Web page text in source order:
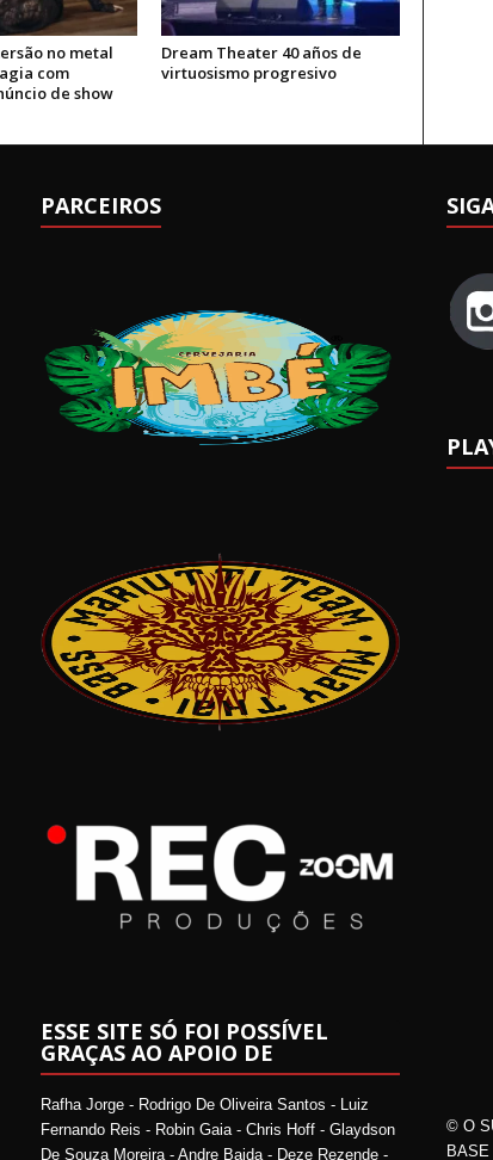
no metal
com
de show
Dream Theater 40 años de
virtuosismo progresivo
PARCEIROS
ESSE SITE SÓ FOI POSSÍVEL
GRAÇAS AO APOIO DE
Rafha Jorge - Rodrigo De Oliveira Santos - Luiz
Fernando Reis - Robin Gaia - Chris Hoff - Glaydson
De Souza Moreira - Andre Baida - Deze Rezende -
© O